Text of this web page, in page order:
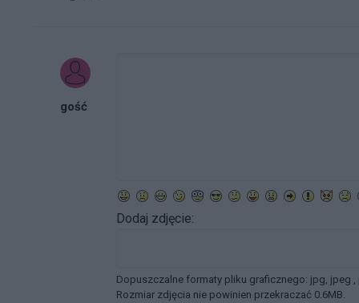
gość
Dodaj zdjęcie:
Dopuszczalne formaty pliku graficznego: jpg, jpeg ,
Rozmiar zdjęcia nie powinien przekraczać 0.6MB.